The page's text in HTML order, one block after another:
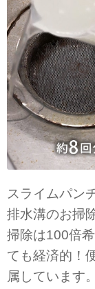
スライムパン
排水溝のお掃
掃除は100倍
ても経済的！
属しています